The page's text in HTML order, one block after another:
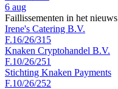
6 aug
Faillissementen in het nieuws
Irene's Catering B.V.
F.16/26/315
Knaken Cryptohandel B.V.
F.10/26/251
Stichting Knaken Payments
F.10/26/252